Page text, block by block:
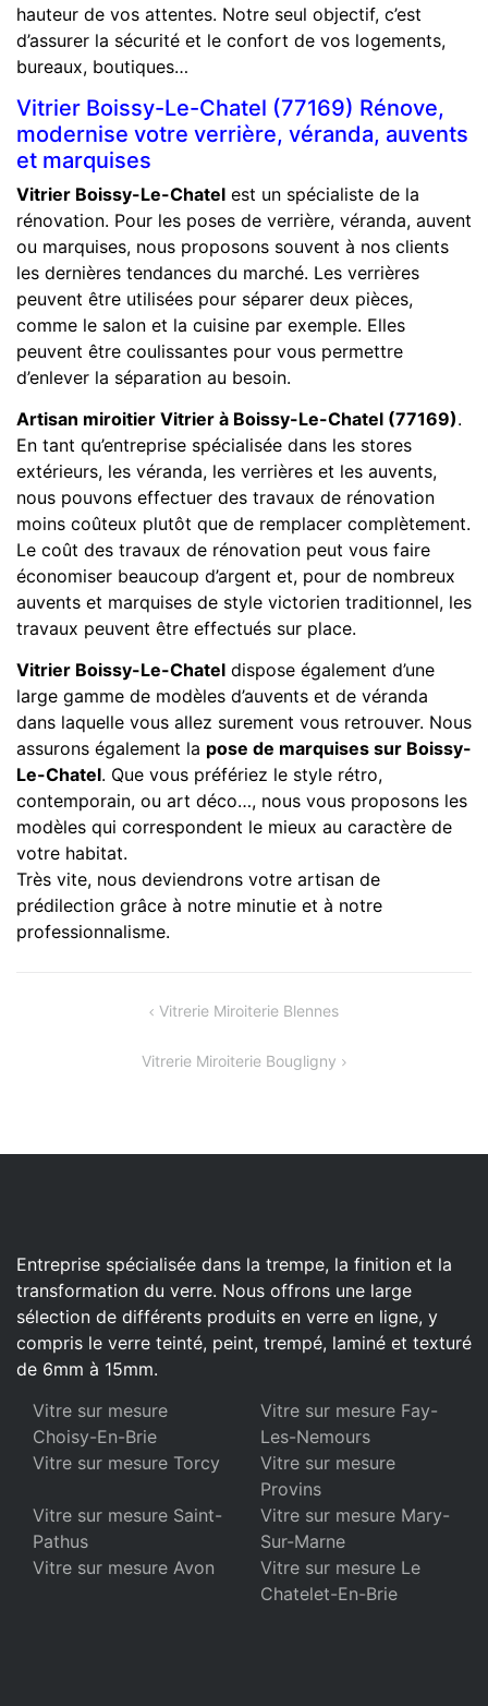
hauteur de vos attentes. Notre seul objectif, c’est
d’assurer la sécurité et le confort de vos logements,
bureaux, boutiques…
Vitrier Boissy-Le-Chatel (77169) Rénove,
modernise votre verrière, véranda, auvents
et marquises
Vitrier Boissy-Le-Chatel est un spécialiste de la
rénovation. Pour les poses de verrière, véranda, auvent
ou marquises, nous proposons souvent à nos clients
les dernières tendances du marché. Les verrières
peuvent être utilisées pour séparer deux pièces,
comme le salon et la cuisine par exemple. Elles
peuvent être coulissantes pour vous permettre
d’enlever la séparation au besoin.
Artisan miroitier Vitrier à Boissy-Le-Chatel (77169).
En tant qu’entreprise spécialisée dans les stores
extérieurs, les véranda, les verrières et les auvents,
nous pouvons effectuer des travaux de rénovation
moins coûteux plutôt que de remplacer complètement.
Le coût des travaux de rénovation peut vous faire
économiser beaucoup d’argent et, pour de nombreux
auvents et marquises de style victorien traditionnel, les
travaux peuvent être effectués sur place.
Vitrier Boissy-Le-Chatel dispose également d’une
large gamme de modèles d’auvents et de véranda
dans laquelle vous allez surement vous retrouver. Nous
assurons également la pose de marquises sur Boissy-
Le-Chatel. Que vous préfériez le style rétro,
contemporain, ou art déco…, nous vous proposons les
modèles qui correspondent le mieux au caractère de
votre habitat.
Très vite, nous deviendrons votre artisan de
prédilection grâce à notre minutie et à notre
professionnalisme.
Vitrerie Miroiterie Blennes
Vitrerie Miroiterie Bougligny
Entreprise spécialisée dans la trempe, la finition et la
transformation du verre. Nous offrons une large
sélection de différents produits en verre en ligne, y
compris le verre teinté, peint, trempé, laminé et texturé
de 6mm à 15mm.
Vitre sur mesure
Choisy-En-Brie
Vitre sur mesure Fay-
Les-Nemours
Vitre sur mesure Torcy
Vitre sur mesure
Provins
Vitre sur mesure Saint-
Pathus
Vitre sur mesure Mary-
Sur-Marne
Vitre sur mesure Avon
Vitre sur mesure Le
Chatelet-En-Brie